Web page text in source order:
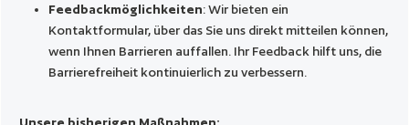
Feedbackmöglichkeiten: Wir bieten ein
Kontaktformular, über das Sie uns direkt mitteilen können,
wenn Ihnen Barrieren auffallen. Ihr Feedback hilft uns, die
Barrierefreiheit kontinuierlich zu verbessern.
Unsere bisherigen Maßnahmen: